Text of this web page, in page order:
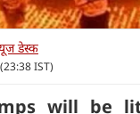
डेस्क
IST)
will be